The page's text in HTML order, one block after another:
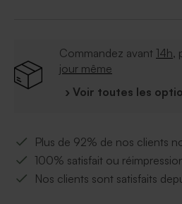
Commandez avant 14h,
jour même
› Voir toutes les
Plus de 92% de nos clients
100% satisfait ou
Nos clients sont satisfaits